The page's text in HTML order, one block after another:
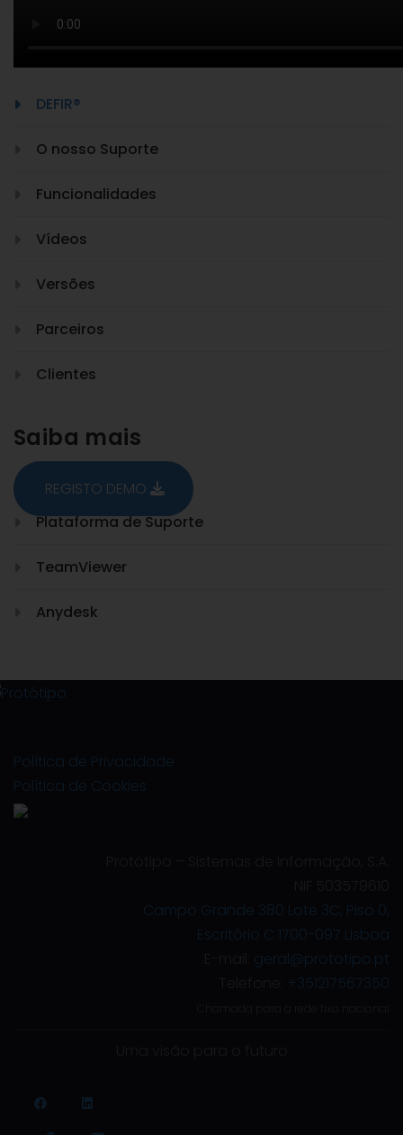
DEFIR®
O nosso Suporte
Funcionalidades
Vídeos
Versões
Parceiros
Clientes
Saiba mais
REGISTO DEMO
Plataforma de Suporte
TeamViewer
Anydesk
Política de Privacidade
Política de Cookies
Campo Grande 380 Lote 3C, Piso 0,
Escritório C 1700-097 Lisboa
geral@prototipo.pt
+351217567350